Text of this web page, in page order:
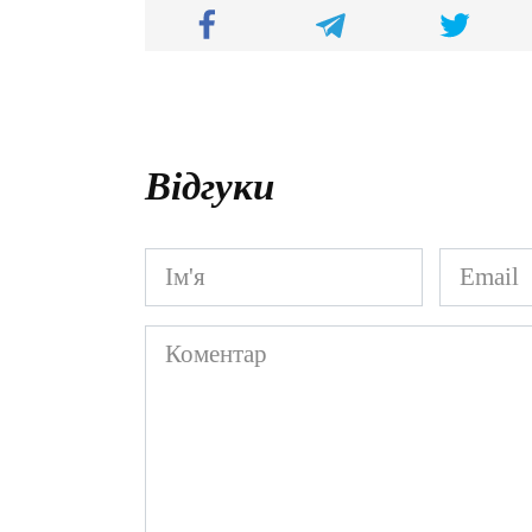
Відгуки
Ім'я
*
Email
*
Коментар